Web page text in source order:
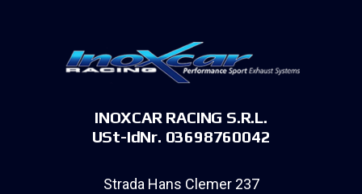
INOXCAR RACING S.R.L.
USt-IdNr. 03698760042
Strada Hans Clemer 237